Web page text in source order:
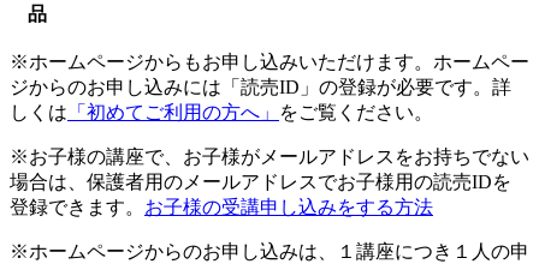
品
※ホームページからもお申し込みいただけます。ホームペー
ジからのお申し込みには「読売ID」の登録が必要です。詳
しくは 「初めてご利用の方へ」 をご覧ください。
※お子様の講座で、お子様がメールアドレスをお持ちでない
場合は、保護者用のメールアドレスでお子様用の読売IDを
登録できます。 お子様の受講申し込みをする方法
※ホームページからのお申し込みは、１講座につき１人の申